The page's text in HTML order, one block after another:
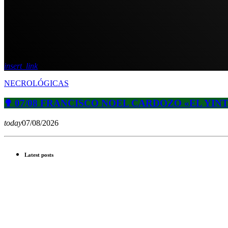
insert_link
NECROLÓGICAS
✟ 07/08 FRANCISCO NOEL CARDOZO «EL
today07/08/2026
Latest posts